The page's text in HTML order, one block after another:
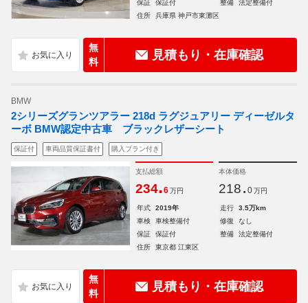
保証
保証付 整備
法定整備付
住所
兵庫県 神戸市東灘区
無
料
見積もり・在庫確認
BMW
2シリーズグランツアラー 218d ラグジュアリー ディーゼルタ
ーボ BMW認定中古車 ブラックレザーシート
保証付 車両品質保証書付 購入プラン付き
支払総額
234.6 万円
本体価格
218. 0 万円
年式 2019年 走行
3.5万km
車検
車検整備付 修復
なし
保証
保証付 整備
法定整備付
住所
東京都 江東区
無
料
見積もり・在庫確認